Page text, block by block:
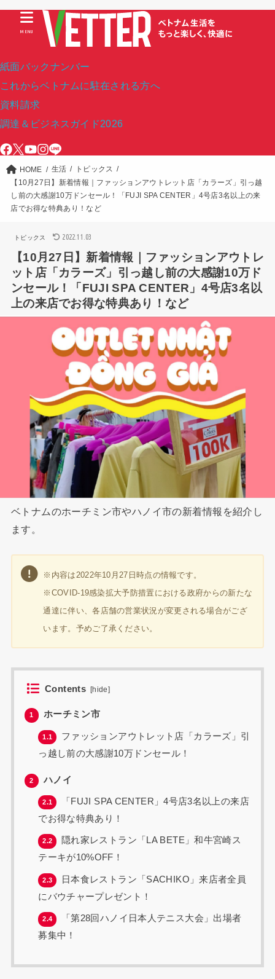
紙面バックナンバー
これからベトナムに駐在される方へ
資料請求
調達＆ビジネスガイド2026
MENU
HOME 生活
トピックス
【10月27日】新着情報｜ファッションアウトレット店「カラーズ」引っ越
し前の大感謝10万ドンセール！「FUJI SPA CENTER」4号店3名以上の来
店でお得な特典あり！など
トピックス 2022.11.03
【10月27日】新着情報｜ファッションアウトレ
ット店「カラーズ」引っ越し前の大感謝10万ド
ンセール！「FUJI SPA CENTER」4号店3名以
上の来店でお得な特典あり！など
ベトナムのホーチミン市やハノイ市の新着情報を紹介し
ます。
※内容は2022年10月27日時点の情報です。
※COVID-19感染拡大予防措置における政府からの新たな
通達に伴い、各店舗の営業状況が変更される場合がござ
います。予めご了承ください。
Contents [hide]
1 ホーチミン市
1.1
ファッションアウトレット店「カラーズ」引
っ越し前の大感謝10万ドンセール！
2 ハノイ
2.1
「FUJI SPA CENTER」4号店3名以上の来店
でお得な特典あり！
2.2
隠れ家レストラン「LA BETE」和牛宮崎ス
テーキが10%OFF！
2.3
日本食レストラン「SACHIKO」来店者全員
にバウチャープレゼント！
2.4
「第28回ハノイ日本人テニス大会」出場者
募集中！